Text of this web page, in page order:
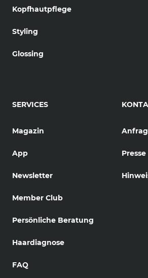
Kopfhautpflege
Styling
Glossing
SERVICES
Magazin
App
Newsletter
Member Club
Persönliche Beratung
Haardiagnose
FAQ
Presse